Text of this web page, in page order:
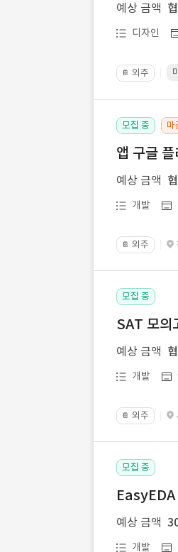
예상 금액
디자인
📔 외주
모집 중 마
앱 구글
예상 금액
개발
📔 외주
모집 중
SAT 모의
예상 금액
개발
📔 외주
모집 중
예상 금액
개발